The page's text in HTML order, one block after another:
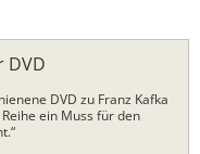
DVD
DVD zu Franz Kafka
ein Muss für den